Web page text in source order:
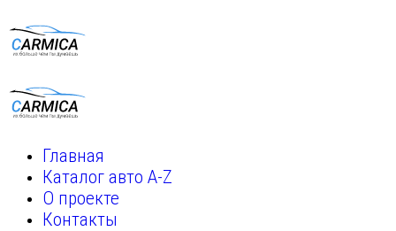
Главная
Каталог авто A-Z
О проекте
Контакты